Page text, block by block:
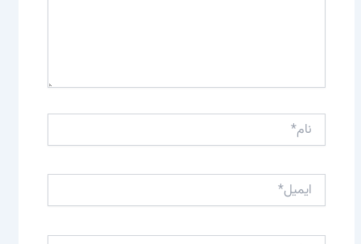
نام*
ایمیل*